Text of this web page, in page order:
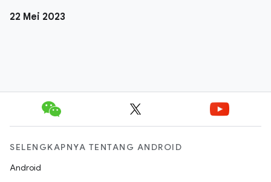
22 Mei 2023
SELENGKAPNYA TENTANG ANDROID
Android